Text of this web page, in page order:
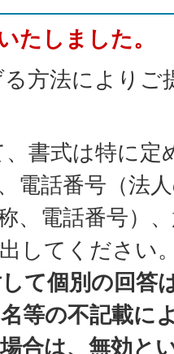
たしました。
方法によりご
書式は特に定
電話番号（法
、電話番号）
してください
て個別の回答
等の不記載に
合は、無効と